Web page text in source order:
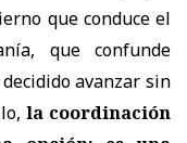
que conduce el
que confunde
avanzar sin
la coordinación